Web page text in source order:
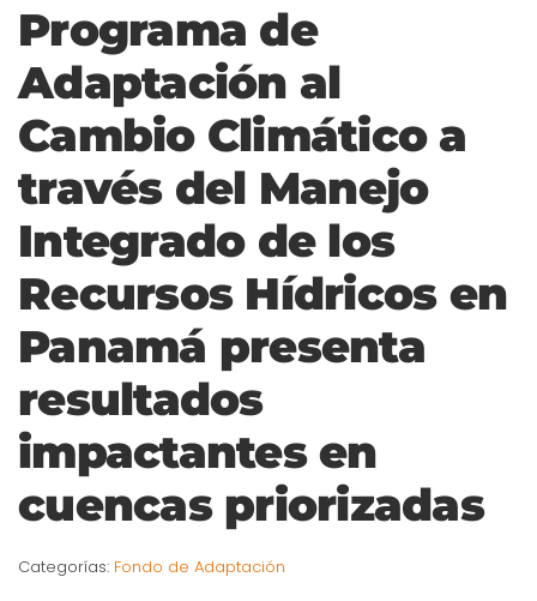
Programa de
Adaptación al
Cambio Climático a
través del Manejo
Integrado de los
Recursos Hídricos en
Panamá presenta
resultados
impactantes en
cuencas priorizadas
Categorías: Fondo de Adaptación